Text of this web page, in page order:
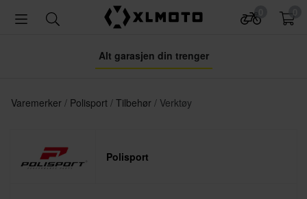
Alt garasjen din trenger
Varemerker Polisport Tilbehør Verktøy
Polisport